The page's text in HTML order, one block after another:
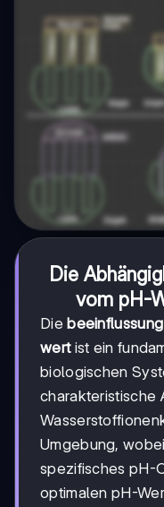
Die
vom pH-
Die
wertist ein
biologischen
charakteristische
Umgebung,
spezifisches pH-
optimalen pH-